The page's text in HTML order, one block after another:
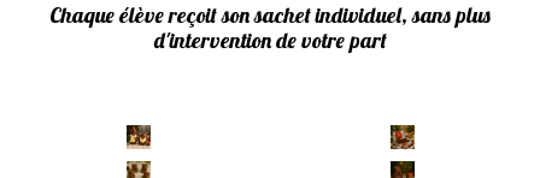
Chaque élève reçoit son sachet individuel, sans plus
d'intervention de votre part